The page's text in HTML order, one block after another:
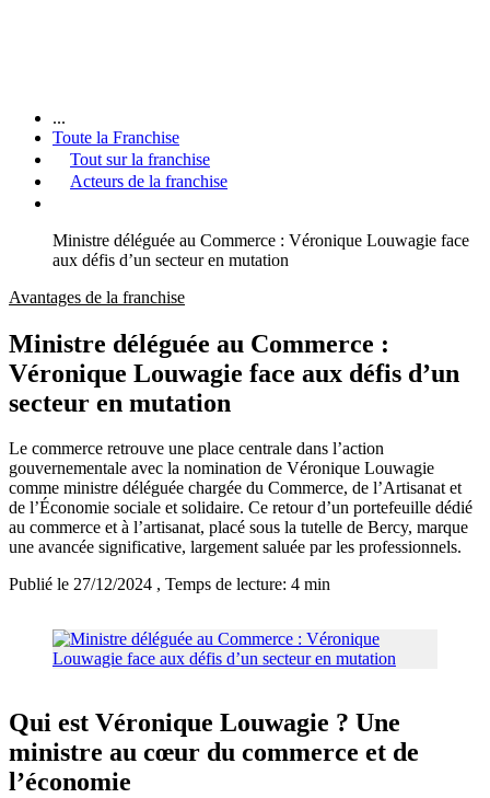
...
Toute la Franchise
Tout sur la franchise
Acteurs de la franchise
Ministre déléguée au Commerce : Véronique Louwagie face
aux défis d’un secteur en mutation
Avantages de la franchise
Ministre déléguée au Commerce :
Véronique Louwagie face aux défis d’un
secteur en mutation
Le commerce retrouve une place centrale dans l’action
gouvernementale avec la nomination de Véronique Louwagie
comme ministre déléguée chargée du Commerce, de l’Artisanat et
de l’Économie sociale et solidaire. Ce retour d’un portefeuille dédié
au commerce et à l’artisanat, placé sous la tutelle de Bercy, marque
une avancée significative, largement saluée par les professionnels.
Publié le 27/12/2024 , Temps de lecture: 4 min
Qui est Véronique Louwagie ? Une
ministre au cœur du commerce et de
l’économie